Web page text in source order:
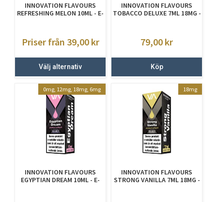
INNOVATION FLAVOURS
REFRESHING MELON 10ML - E-
Priser från 39,00 kr
Välj alternativ
INNOVATION FLAVOURS
TOBACCO DELUXE 7ML 18MG -
79,00 kr
Köp
0mg, 12mg, 18mg, 6mg
INNOVATION FLAVOURS
EGYPTIAN DREAM 10ML - E-
18mg
INNOVATION FLAVOURS
STRONG VANILLA 7ML 18MG -